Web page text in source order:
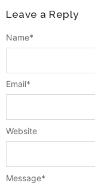
Leave a Reply
Message*
Name*
Email*
Website